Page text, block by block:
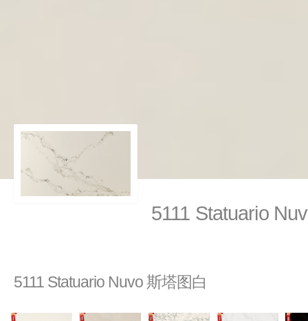
5111 Statuario
5111 Statuario Nuvo 斯塔图白